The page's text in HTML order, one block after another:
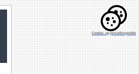
Cookie- og privatlivspolitik